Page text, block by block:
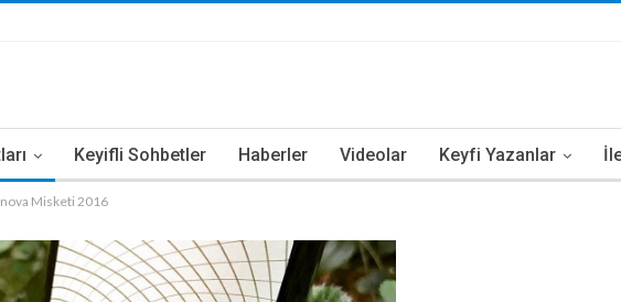
Keyifli Sohbetler Haberler Videolar Keyfi Yazanlar
Misketi 2016